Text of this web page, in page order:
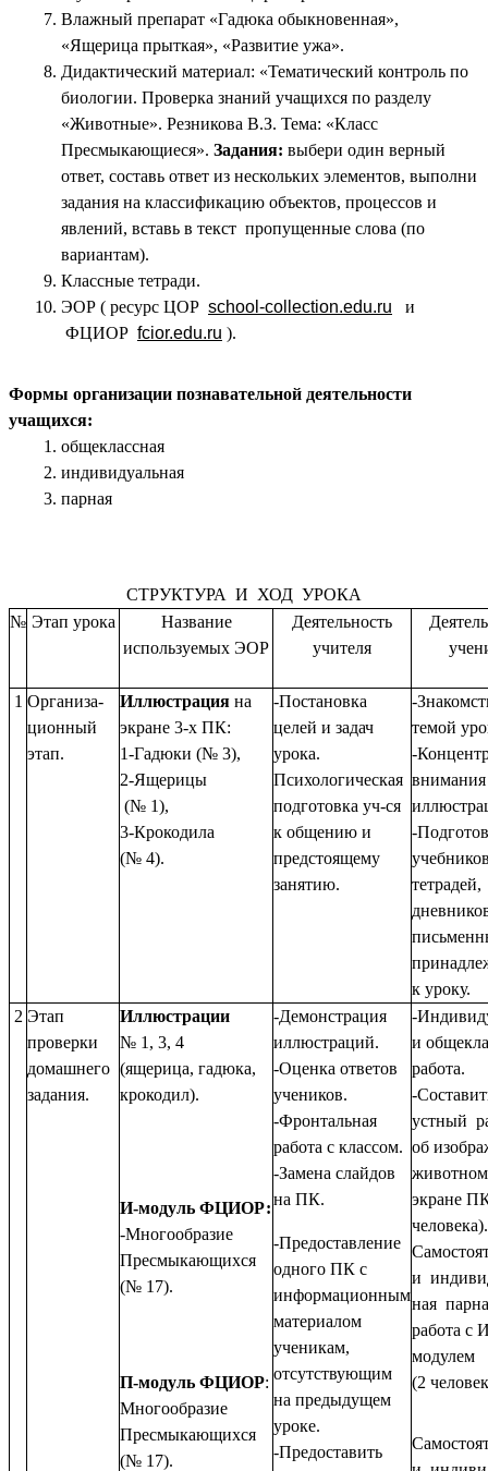
Влажный препарат «Гадюка обыкновенная»,
«Ящерица прыткая», «Развитие ужа».
Дидактический материал: «Тематический контроль по
биологии. Проверка знаний учащихся по разделу
«Животные». Резникова В.З. Тема: «Класс
Пресмыкающиеся». Задания: выбери один верный
ответ, составь ответ из нескольких элементов, выполни
задания на классификацию объектов, процессов и
явлений, вставь в текст пропущенные слова (по
вариантам).
Классные тетради.
ЭОР ( ресурс ЦОР school-collection.edu.ru
и
ФЦИОР fcior.edu.ru ).
Формы организации познавательной деятельности
учащихся:
общеклассная
индивидуальная
парная
СТРУКТУРА И ХОД УРОКА
№ Этап урока
Название
используемых ЭОР
Деятельность
учителя
1 Организа-
ционный
этап.
Иллюстрация на
экране 3-х ПК:
1-Гадюки (№ 3),
2-Ящерицы
(№ 1),
3-Крокодила
(№ 4).
-Постановка
целей и задач
урока.
Психологическая
подготовка уч-ся
к общению и
предстоящему
занятию.
-
темой
-
внимания
-
тетрадей,
к уроку.
2 Этап
проверки
домашнего
задания.
Иллюстрации
№ 1, 3, 4
(ящерица, гадюка,
крокодил).
И-модуль ФЦИОР:
-Многообразие
Пресмыкающихся
(№ 17).
П-модуль ФЦИОР:
Многообразие
Пресмыкающихся
(№ 17).
-Демонстрация
иллюстраций.
-Оценка ответов
учеников.
-Фронтальная
работа с классом.
-Замена слайдов
на ПК.
-Предоставление
одного ПК с
информационным
материалом
ученикам,
отсутствующим
на предыдущем
уроке.
-Предоставить
-
и
работа.
-
устный
об
экране
человека).
и
ная
работа с
модулем
(2